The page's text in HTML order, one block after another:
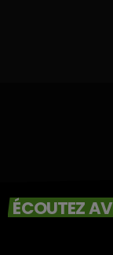
ÉCOUTEZ